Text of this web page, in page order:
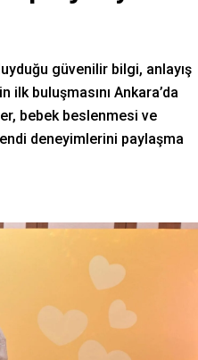
güvenilir bilgi, anlayış
buluşmasını Ankara’da
bebek beslenmesi ve
deneyimlerini paylaşma